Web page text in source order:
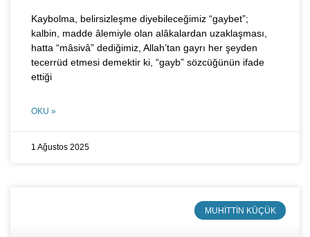
Kaybolma, belirsizleşme diyebileceğimiz “gaybet”;
kalbin, madde âlemiyle olan alâkalardan uzaklaşması,
hatta “mâsivâ” dediğimiz, Allah’tan gayrı her şeyden
tecerrüd etmesi demektir ki, “gayb” sözcüğünün ifade
ettiği
OKU »
1 Ağustos 2025
MUHITTIN KÜÇÜK